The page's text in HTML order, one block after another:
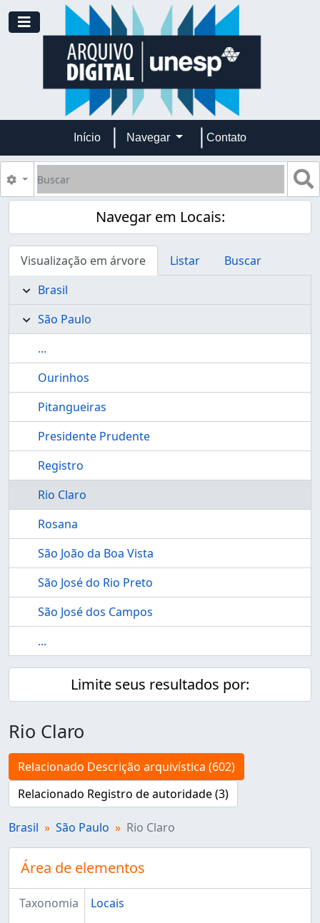
Skip to main content
Toggle navigation
Início Navegar Contato
Buscar
Opções de busca
Navegar em Locais:
Visualização em árvore Listar
Buscar
Brasil
São Paulo
...
Ourinhos
Pitangueiras
Presidente Prudente
Registro
Rio Claro
Rosana
São João da Boa Vista
São José do Rio Preto
São José dos Campos
...
Limite seus resultados por:
Rio Claro
Relacionado Descrição arquivística (602)
Relacionado Registro de autoridade (3)
Brasil São Paulo Rio Claro
Área de elementos
Taxonomia
Locais